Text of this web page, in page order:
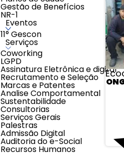
Gestão de Benefícios
NR-1
Eventos
11° Gescon
Serviços
Coworking
LGPD
Assinatura Eletrônica e digital
Recrutamento e Seleção
Marcas e Patentes
Analise Comportamental
Sustentabilidade
Consultorias
Serviços Gerais
Palestras
Admissão Digital
Auditoria do e-Social
Recursos Humanos